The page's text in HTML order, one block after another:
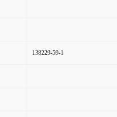
138229-59-1